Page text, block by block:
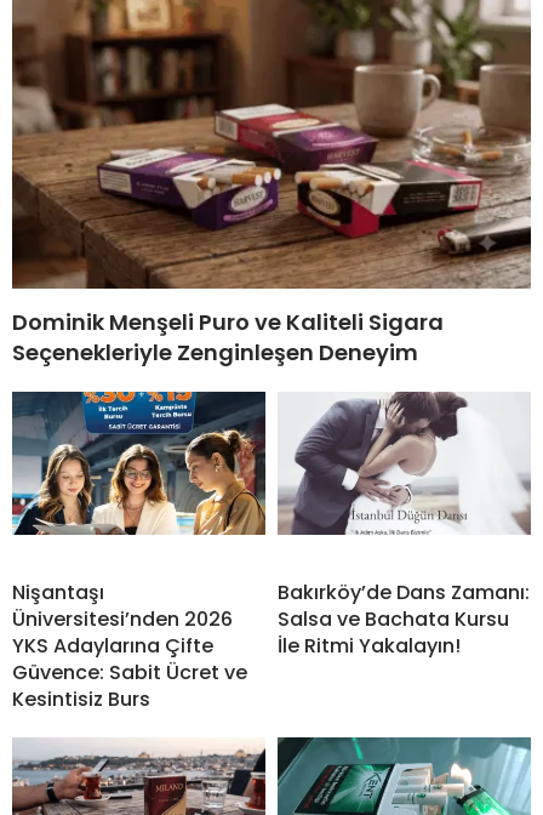
Dominik Menşeli Puro ve Kaliteli Sigara
Seçenekleriyle Zenginleşen Deneyim
Nişantaşı
Üniversitesi’nden 2026
YKS Adaylarına Çifte
Güvence: Sabit Ücret ve
Kesintisiz Burs
Bakırköy’de Dans Zamanı:
Salsa ve Bachata Kursu
İle Ritmi Yakalayın!